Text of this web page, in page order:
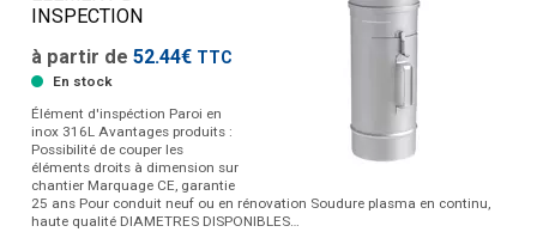
INSPECTION
à partir de 52.44€ TTC
En stock
Élément d'inspéction Paroi en
inox 316L Avantages produits :
Possibilité de couper les
éléments droits à dimension sur
chantier Marquage CE, garantie
25 ans Pour conduit neuf ou en rénovation Soudure plasma en continu,
haute qualité DIAMETRES DISPONIBLES…